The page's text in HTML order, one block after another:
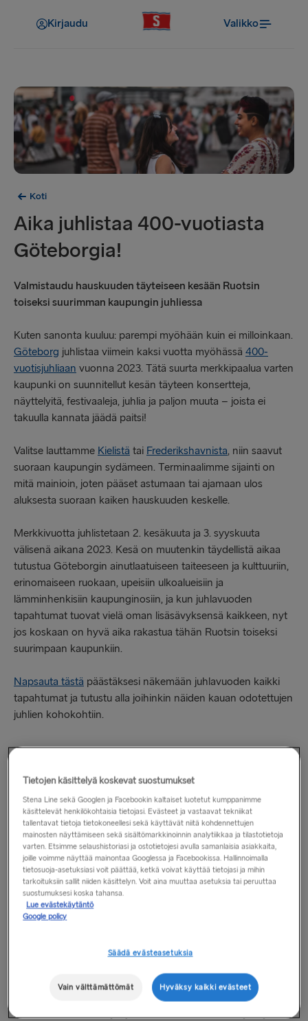
Kirjaudu Valikko
Koti
Aika juhlistaa 400-vuotiasta
Göteborgia!
Valmistaudu hauskuuden täyteiseen kesään Ruotsin
toiseksi suurimman kaupungin juhliessa
Kuten sanonta kuuluu: parempi myöhään kuin ei milloinkaan.
Göteborg juhlistaa viimein kaksi vuotta myöhässä 400-
vuotisjuhliaan vuonna 2023. Tätä suurta merkkipaalua varten
kaupunki on suunnitellut kesän täyteen konsertteja,
näyttelyitä, festivaaleja, juhlia ja paljon muuta – joista ei
takuulla kannata jäädä paitsi!
Valitse lauttamme Kielistä tai Frederikshavnista, niin saavut
suoraan kaupungin sydämeen. Terminaalimme sijainti on
mitä mainioin, joten pääset astumaan tai ajamaan ulos
aluksesta suoraan kaiken hauskuuden keskelle.
Merkkivuotta juhlistetaan 2. kesäkuuta ja 3. syyskuuta
välisenä aikana 2023. Kesä on muutenkin täydellistä aikaa
tutustua Göteborgin ainutlaatuiseen taiteeseen ja kulttuuriin,
erinomaiseen ruokaan, upeisiin ulkoalueisiin ja
lämminhenkisiin kaupunginosiin, ja kun juhlavuoden
tapahtumat tuovat vielä oman lisäsävyksensä kaikkeen, nyt
jos koskaan on hyvä aika rakastua tähän Ruotsin toiseksi
suurimpaan kaupunkiin.
Napsauta tästä päästäksesi näkemään juhlavuoden kaikki
tapahtumat ja tutustu alla joihinkin näiden kauan odotettujen
juhlien kohokohtiin.
Göteborgin 400-vuotisjuhlanäyttelyt
Ajankohta: Useita päivämääriä 31. joulukuuta asti 2023
Taide ja historia ovat vahvasti keskiössä läpi koko
Göteborgin juhlavuoden. Kaupungin museoissa, gallerioissa,
julkisissa tiloissa ja tapahtumapaikoissa on esillä useita
näyttelyitä, jotka juhlistavat Göteborgin kulttuuria edellisten
neljän vuosisadan ajalta. Näyttelyiden kohokohtiin
400 år av nöd och lust” sekä ”
rakastetuimpiin (ja vihatuimpiin) näyttelyesineisiin,
A Genius Mind
,” joka juhlistaa
katutaideikoni Banksya, ja monet muut. Monet näyttelyistä
Tietojen käsittelyä koskevat suostumukset
Stena Line sekä Googlen ja Facebookin kaltaiset luotetut kumppanimme
käsittelevät henkilökohtaisia tietojasi. Evästeet ja vastaavat tekniikat
tallentavat tietoja tietokoneellesi sekä käyttävät niitä kohdennettujen
mainosten näyttämiseen sekä sisältömarkkinoinnin analytiikkaa ja tilastotietoja
varten. Etsimme selaushistoriasi ja ostotietojesi avulla samanlaisia asiakkaita,
joille voimme näyttää mainontaa Googlessa ja Facebookissa. Hallinnoimalla
tietosuoja-asetuksiasi voit päättää, ketkä voivat käyttää tietojasi ja mihin
tarkoituksiin sallit niiden käsittelyn. Voit aina muuttaa asetuksia tai peruuttaa
suostumuksesi koska tahansa.
Lue evästekäytäntö
Google policy
Säädä evästeasetuksia
Vain välttämättömät Hyväksy kaikki evästeet